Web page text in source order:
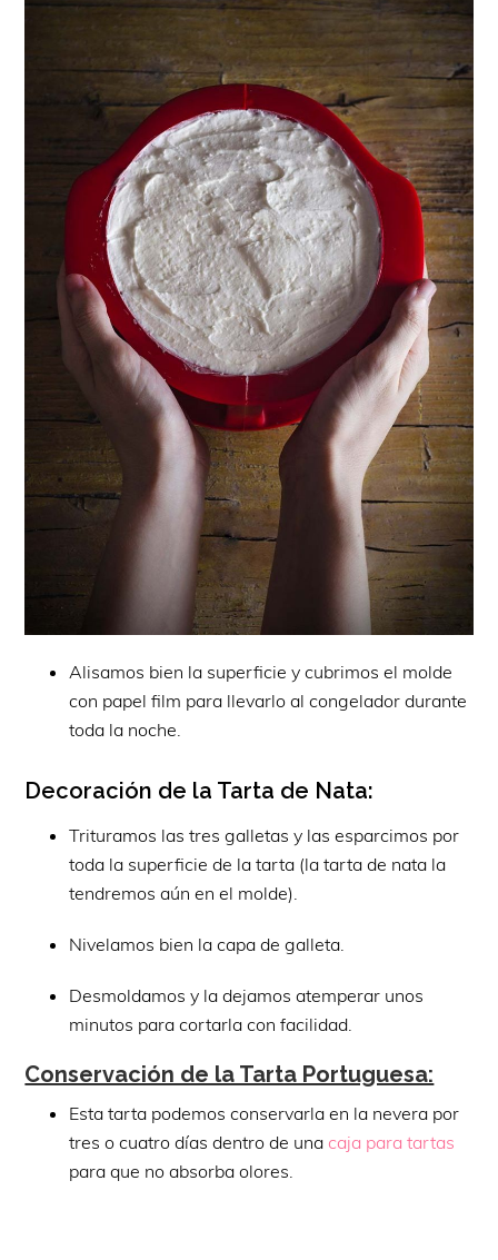
Alisamos bien la superficie y cubrimos el molde
con papel film para llevarlo al congelador durante
toda la noche.
Decoración de la Tarta de Nata:
Trituramos las tres galletas y las esparcimos por
toda la superficie de la tarta (la tarta de nata la
tendremos aún en el molde).
Nivelamos bien la capa de galleta.
Desmoldamos y la dejamos atemperar unos
minutos para cortarla con facilidad.
Conservación de la Tarta Portuguesa:
Esta tarta podemos conservarla en la nevera por
tres o cuatro días dentro de una caja para tartas
para que no absorba olores.